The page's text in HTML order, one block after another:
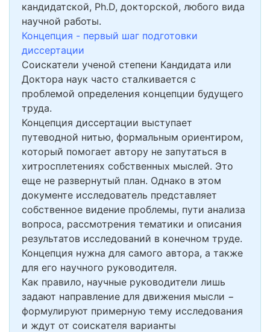
кандидатской, Ph.D, докторской, любого вида
научной работы.
Концепция - первый шаг подготовки
диссертации
Соискатели ученой степени Кандидата или
Доктора наук часто сталкивается с
проблемой определения концепции будущего
труда.
Концепция диссертации выступает
путеводной нитью, формальным ориентиром,
который помогает автору не запутаться в
хитросплетениях собственных мыслей. Это
еще не развернутый план. Однако в этом
документе исследователь представляет
собственное видение проблемы, пути анализа
вопроса, рассмотрения тематики и описания
результатов исследований в конечном труде.
Концепция нужна для самого автора, а также
для его научного руководителя.
Как правило, научные руководители лишь
задают направление для движения мысли −
формулируют примерную тему исследования
и ждут от соискателя варианты